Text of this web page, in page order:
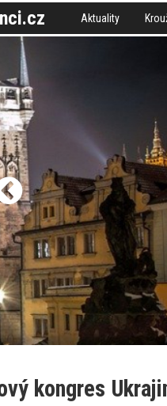
Aktuality
kongres